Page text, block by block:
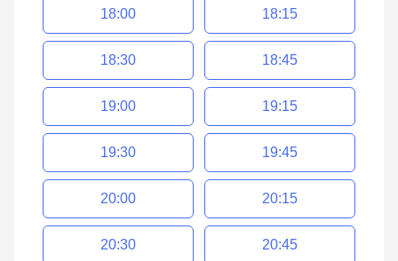
18:00 18:15
18:30 18:45
19:00 19:15
19:30 19:45
20:00 20:15
20:30 20:45